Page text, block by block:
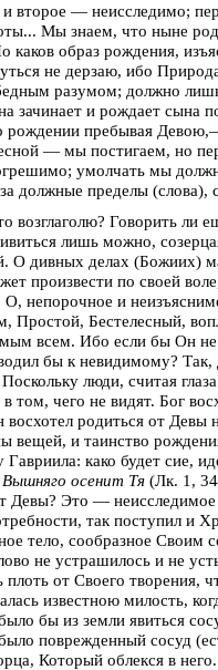
второе — неисследимо;
Мы знаем, что ныне
каков образ рождения,
не дерзаю, ибо
разумом; должно
зачинает и рождает сына
рождении пребывая
— мы постигаем, но
умолчать мы
должные пределы (слова),
возглаголю? Говорить ли
лишь можно,
О дивных делах (Божиих)
произвести по своей
О, непорочное и
Простой, Бестелесный,
всем. Ибо если бы Он
бы к невидимому?
люди, считая
том, чего не видят. Бог
родиться от Девы
вещей, и таинство
Гавриила: како будет сие,
Вышняго осенит Тя (Лк. 1,
Девы? Это — неисследимое
так поступил и
тело, сообразное Своим
не устрашилось и не
плоть от Своего творения,
известною милость,
бы из земли явиться
поврежденный сосуд
Который облекся в него.